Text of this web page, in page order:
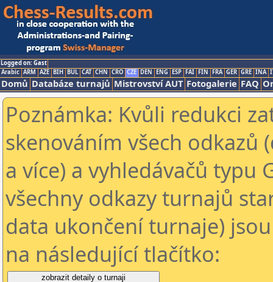
Logged on: Gast
Arabic ARM AZE BIH BUL CAT CHN CRO CZE DEN ENG ESP FAI FIN FRA GER GRE INA
Domů Databáze turnajů Mistrovství AUT Fotogalerie FAQ
Poznámka: Kvůli redukci
skenováním všech odkazů
a více) a vyhledávačů typu
všechny odkazy turnajů
data ukončení turnaje)
na následující tlačítko: